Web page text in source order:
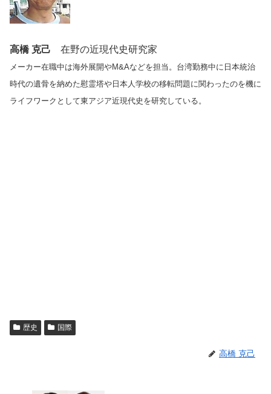
高橋 克己 在野の近現代史研究家
メーカー在職中は海外展開やM&Aなどを担当。台湾勤務中に日本統治
時代の遺骨を納めた慰霊塔や日本人学校の移転問題に関わったのを機に
ライフワークとして東アジア近現代史を研究している。
歴史 国際
高橋 克己